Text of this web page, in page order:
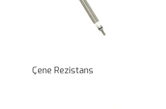
Çene Rezistans